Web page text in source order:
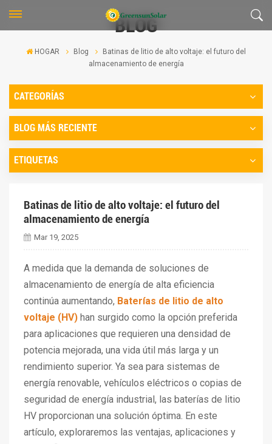
BLOG
HOGAR Blog
Batinas de litio de alto voltaje: el futuro del
almacenamiento de energía
CATEGORÍAS
BLOG MÁS RECIENTE
ETIQUETAS
Batinas de litio de alto voltaje: el futuro del
almacenamiento de energía
Mar 19, 2025
A medida que la demanda de soluciones de
almacenamiento de energía de alta eficiencia
continúa aumentando, Baterías de litio de alto
voltaje (HV) han surgido como la opción preferida
para aplicaciones que requieren una densidad de
potencia mejorada, una vida útil más larga y un
rendimiento superior. Ya sea para sistemas de
energía renovable, vehículos eléctricos o copias de
seguridad de energía industrial, las baterías de litio
HV proporcionan una solución óptima. En este
artículo, exploraremos las ventajas, aplicaciones y